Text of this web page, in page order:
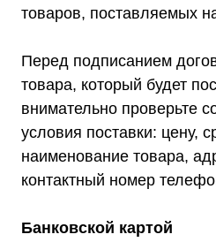
товаров, поставляемых
Перед подписанием
товара, который будет
внимательно проверьте
условия поставки: цену,
наименование товара,
контактный номер
Банковской картой